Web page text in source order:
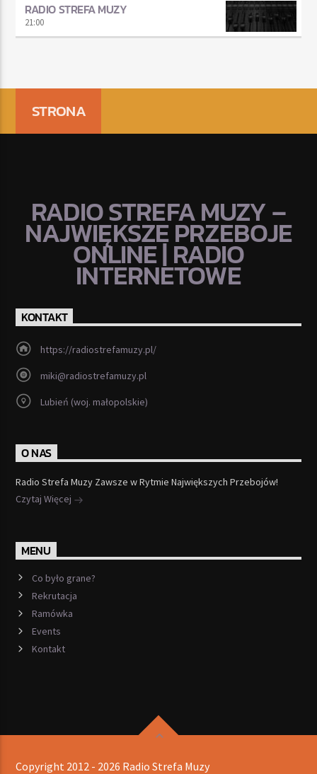
RADIO STREFA MUZY
21:00
STRONA
RADIO STREFA MUZY –
NAJWIĘKSZE PRZEBOJE
ONLINE | RADIO
INTERNETOWE
KONTAKT
https://radiostrefamuzy.pl/
miki@radiostrefamuzy.pl
Lubień (woj. małopolskie)
O NAS
Radio Strefa Muzy Zawsze w Rytmie Największych Przebojów!
Czytaj Więcej
MENU
Co było grane?
Rekrutacja
Ramówka
Events
Kontakt
Copyright 2012 - 2026 Radio Strefa Muzy